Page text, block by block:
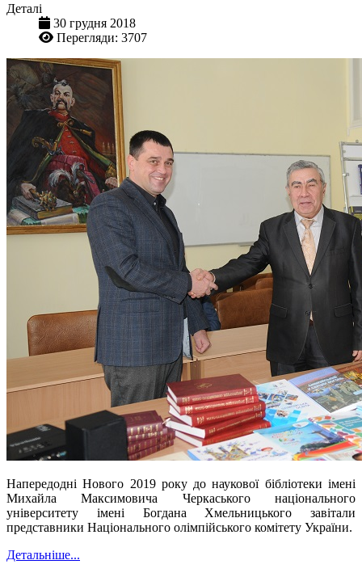
Деталі
30 грудня 2018
Перегляди: 3707
Напередодні Нового 2019 року до наукової бібліотеки імені
Михайла Максимовича Черкаського національного
університету імені Богдана Хмельницького завітали
представники Національного олімпійського комітету України.
Детальніше...